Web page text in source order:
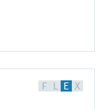
F L E X